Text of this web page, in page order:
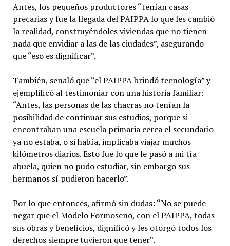
Antes, los pequeños productores “tenían casas
precarias y fue la llegada del PAIPPA lo que les cambió
la realidad, construyéndoles viviendas que no tienen
nada que envidiar a las de las ciudades”, asegurando
que “eso es dignificar”.
También, señaló que “el PAIPPA brindó tecnología” y
ejemplificó al testimoniar con una historia familiar:
“Antes, las personas de las chacras no tenían la
posibilidad de continuar sus estudios, porque si
encontraban una escuela primaria cerca el secundario
ya no estaba, o si había, implicaba viajar muchos
kilómetros diarios. Esto fue lo que le pasó a mi tía
abuela, quien no pudo estudiar, sin embargo sus
hermanos sí pudieron hacerlo”.
Por lo que entonces, afirmó sin dudas: “No se puede
negar que el Modelo Formoseño, con el PAIPPA, todas
sus obras y beneficios, dignificó y les otorgó todos los
derechos siempre tuvieron que tener”.